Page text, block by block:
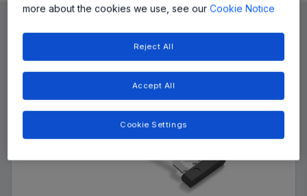
more about the cookies we use, see ourCookie Notice
Reject All
Accept All
Cookie Settings